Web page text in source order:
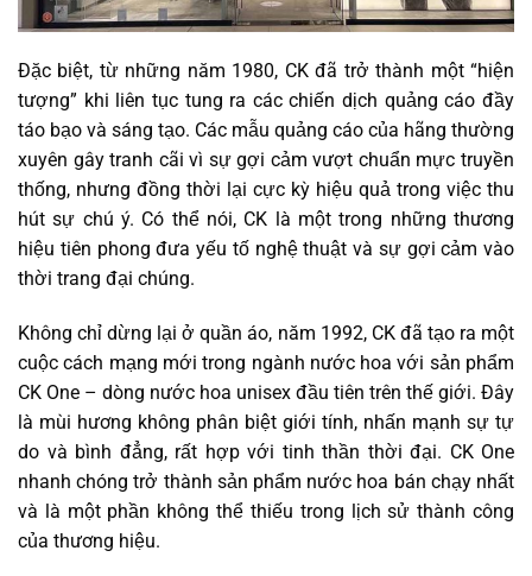
Đặc biệt, từ những năm 1980, CK đã trở thành một “hiện
tượng” khi liên tục tung ra các chiến dịch quảng cáo đầy
táo bạo và sáng tạo. Các mẫu quảng cáo của hãng thường
xuyên gây tranh cãi vì sự gợi cảm vượt chuẩn mực truyền
thống, nhưng đồng thời lại cực kỳ hiệu quả trong việc thu
hút sự chú ý. Có thể nói, CK là một trong những thương
hiệu tiên phong đưa yếu tố nghệ thuật và sự gợi cảm vào
thời trang đại chúng.
Không chỉ dừng lại ở quần áo, năm 1992, CK đã tạo ra một
cuộc cách mạng mới trong ngành nước hoa với sản phẩm
CK One – dòng nước hoa unisex đầu tiên trên thế giới. Đây
là mùi hương không phân biệt giới tính, nhấn mạnh sự tự
do và bình đẳng, rất hợp với tinh thần thời đại. CK One
nhanh chóng trở thành sản phẩm nước hoa bán chạy nhất
và là một phần không thể thiếu trong lịch sử thành công
của thương hiệu.